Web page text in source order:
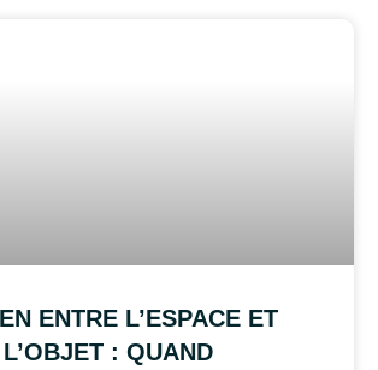
ENTRE L’ESPACE ET
L’OBJET : QUAND